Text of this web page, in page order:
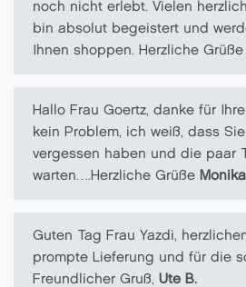
noch nicht erlebt. Vielen
bin absolut begeistert und
Ihnen shoppen. Herzliche Grüße
Hallo Frau Goertz, danke für
kein Problem, ich weiß, dass
vergessen haben und die paar
warten….Herzliche Grüße
Guten Tag Frau Yazdi,
prompte Lieferung und für die
Freundlicher Gruß, Ute B.